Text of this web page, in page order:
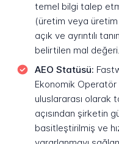
temel bilgi talep
(üretim veya
açık ve ayrıntılı
belirtilen mal değeri.
AEO Statüsü:
Ekonomik Operatör
uluslararası olarak
açısından şirketin
basitleştirilmiş ve